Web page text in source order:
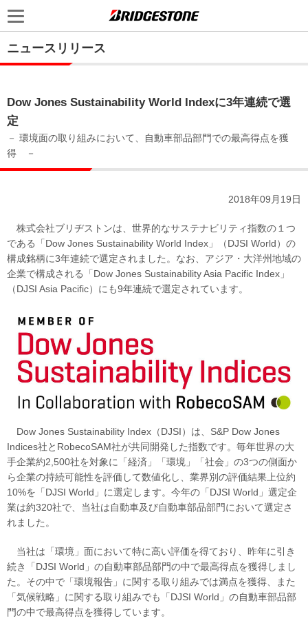
ニュースリリース
Dow Jones Sustainability World Indexに3年連続で選
定
－ 環境面の取り組みにおいて、自動車部品部門での最高得点を獲
得 －
2018年09月19日
株式会社ブリヂストンは、世界的なサステナビリティ指数の１つ
である「Dow Jones Sustainability World Index」（DJSI World）の
構成銘柄に3年連続で選定されました。なお、アジア・大洋州地域の
企業で構成される「Dow Jones Sustainability Asia Pacific Index」
（DJSI Asia Pacific）にも9年連続で選定されています。
Dow Jones Sustainability Index（DJSI）は、S&P Dow Jones
Indices社とRobecoSAM社が共同開発した指数です。毎年世界の大
手企業約2,500社を対象に「経済」「環境」「社会」の3つの側面か
ら企業の持続可能性を評価して数値化し、業界別の評価結果上位約
10%を「DJSI World」に選定します。今年の「DJSI World」選定企
業は約320社で、当社は自動車及び自動車部品部門において選定さ
れました。
当社は「環境」面において特に高い評価を得ており、昨年に引き
続き「DJSI World」の自動車部品部門の中で最高得点を獲得しまし
た。その中で「環境報告」に関する取り組みでは満点を獲得、また
「気候戦略」に関する取り組みでも「DJSI World」の自動車部品部
門の中で最高得点を獲得しています。